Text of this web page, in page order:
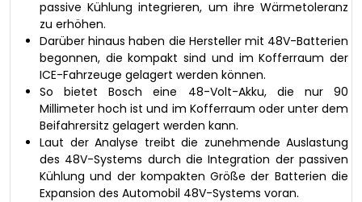
passive Kühlung integrieren, um ihre Wärmetoleranz
zu erhöhen.
Darüber hinaus haben die Hersteller mit 48V-Batterien
begonnen, die kompakt sind und im Kofferraum der
ICE-Fahrzeuge gelagert werden können.
So bietet Bosch eine 48-Volt-Akku, die nur 90
Millimeter hoch ist und im Kofferraum oder unter dem
Beifahrersitz gelagert werden kann.
Laut der Analyse treibt die zunehmende Auslastung
des 48V-Systems durch die Integration der passiven
Kühlung und der kompakten Größe der Batterien die
Expansion des Automobil 48V-Systems voran.